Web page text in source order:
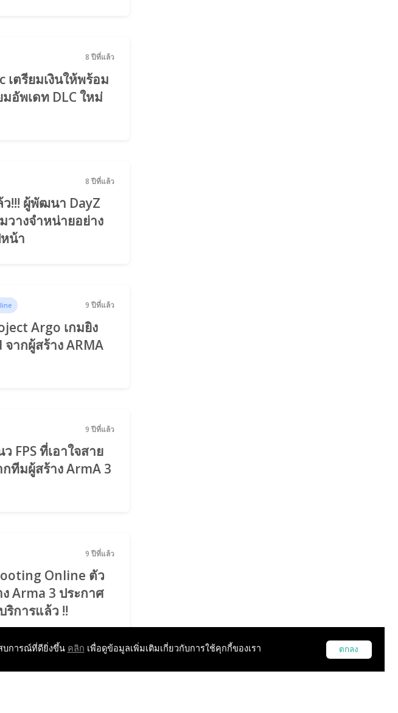
8 ปีที่แล้ว
เตรียมเงินให้พร้อม
อัพเดท DLC ใหม่
8 ปีที่แล้ว
!!! ผู้พัฒนา DayZ
วางจำหน่ายอย่าง
น้า
9 ปีที่แล้ว
Argo เกมยิง
ากผู้สร้าง ARMA
9 ปีที่แล้ว
FPS ที่เอาใจสาย
ทีมผู้สร้าง ArmA 3
9 ปีที่แล้ว
Online ตัว
Arma 3 ประกาศ
ริการแล้ว !!
บการณ์ที่ดียิ่งขึ้น คลิก เพื่อดูข้อมูลเพิ่มเติมเกี่ยวกับการใช้คุกกี้ของเรา ตกลง